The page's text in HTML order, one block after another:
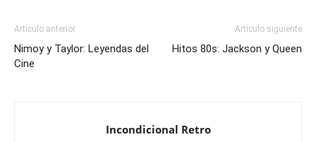
Artículo anterior
Nimoy y Taylor: Leyendas del
Cine
Artículo siguiente
Hitos 80s: Jackson y Queen
Incondicional Retro